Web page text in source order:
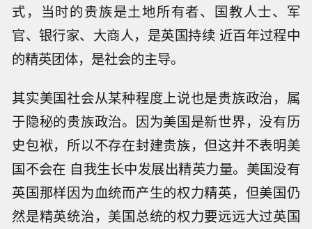
式，当时的贵族是土地所有者、国教人士、军
官、银行家、大商人，是英国持续 近百年过程中
的精英团体，是社会的主导。
其实美国社会从某种程度上说也是贵族政治，属
于隐秘的贵族政治。因为美国是新世界，没有历
史包袱，所以不存在封建贵族，但这并不表明美
国不会在 自我生长中发展出精英力量。美国没有
英国那样因为血统而产生的权力精英，但美国仍
然是精英统治，美国总统的权力要远远大过英国